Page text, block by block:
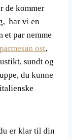
de kommer
har vi en
et par nemme
parmesan ost,
sundt og
du kunne
er klar til din